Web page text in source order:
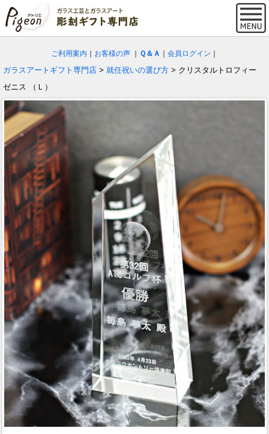
ご利用案内 お客様の声 Ｑ＆Ａ 会員ログイン
ガラスアートギフト専門店 > 就任祝いの選び方 > クリスタルトロフィー
ゼニス （Ｌ）